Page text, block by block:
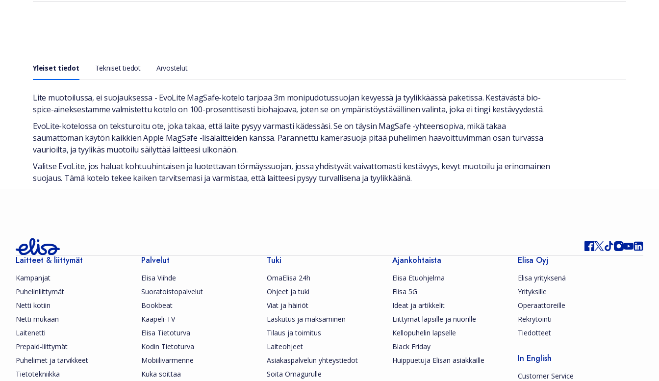
Yleiset tiedot Tekniset tiedot Arvostelut
Yleiset tiedot
Lite muotoilussa, ei suojauksessa - EvoLite MagSafe-kotelo tarjoaa 3m monipudotussuojan kevyessä ja tyylikkäässä paketissa. Kestävästä bio-
spice-aineksestamme valmistettu kotelo on 100-prosenttisesti biohajoava, joten se on ympäristöystävällinen valinta, joka ei tingi kestävyydestä.
EvoLite-kotelossa on teksturoitu ote, joka takaa, että laite pysyy varmasti kädessäsi. Se on täysin MagSafe -yhteensopiva, mikä takaa
saumattoman käytön kaikkien Apple MagSafe -lisälaitteiden kanssa. Parannettu kamerasuoja pitää puhelimen haavoittuvimman osan turvassa
vaurioilta, ja tyylikäs muotoilu säilyttää laitteesi ulkonäön.
Valitse EvoLite, jos haluat kohtuuhintaisen ja luotettavan törmäyssuojan, jossa yhdistyvät vaivattomasti kestävyys, kevyt muotoilu ja erinomainen
suojaus. Tämä kotelo tekee kaiken tarvitsemasi ja varmistaa, että laitteesi pysyy turvallisena ja tyylikkäänä.
Laitteet & liittymät
Kampanjat
Puhelinliittymät
Netti kotiin
Netti mukaan
Laitenetti
Prepaid-liittymät
Puhelimet ja tarvikkeet
Tietotekniikka
Palvelut
Elisa Viihde
Suoratoistopalvelut
Bookbeat
Kaapeli-TV
Elisa Tietoturva
Kodin Tietoturva
Mobiilivarmenne
Kuka soittaa
Tuki
OmaElisa 24h
Ohjeet ja tuki
Viat ja häiriöt
Laskutus ja maksaminen
Tilaus ja toimitus
Laiteohjeet
Asiakaspalvelun yhteystiedot
Soita Omagurulle
Ajankohtaista
Elisa Etuohjelma
Elisa 5G
Ideat ja artikkelit
Liittymät lapsille ja nuorille
Kellopuhelin lapselle
Black Friday
Huippuetuja Elisan asiakkaille
Elisa Oyj
Elisa yrityksenä
Yrityksille
Operaattoreille
Rekrytointi
Tiedotteet
In English
Customer Service